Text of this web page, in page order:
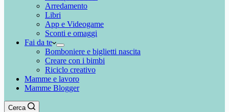
Arredamento
Libri
App e Videogame
Sconti e omaggi
Fai da te
Bomboniere e biglietti nascita
Creare con i bimbi
Riciclo creativo
Mamme e lavoro
Mamme Blogger
Cerca